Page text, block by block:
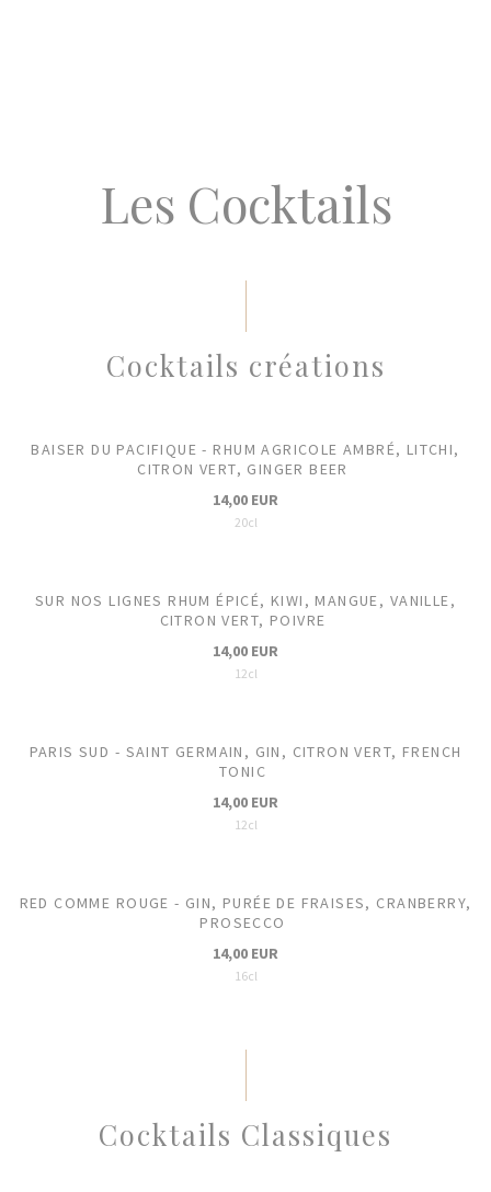
Les Cocktails
Cocktails créations
BAISER DU PACIFIQUE - RHUM AGRICOLE AMBRÉ, LITCHI,
CITRON VERT, GINGER BEER
14,00 EUR
20cl
SUR NOS LIGNES RHUM ÉPICÉ, KIWI, MANGUE, VANILLE,
CITRON VERT, POIVRE
14,00 EUR
12cl
PARIS SUD - SAINT GERMAIN, GIN, CITRON VERT, FRENCH
TONIC
14,00 EUR
12cl
RED COMME ROUGE - GIN, PURÉE DE FRAISES, CRANBERRY,
PROSECCO
14,00 EUR
16cl
Cocktails Classiques